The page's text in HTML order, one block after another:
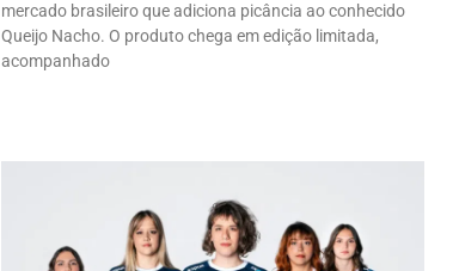
mercado brasileiro que adiciona picância ao conhecido
Queijo Nacho. O produto chega em edição limitada,
acompanhado